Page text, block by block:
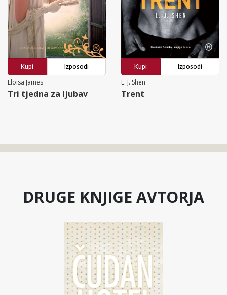
Kupi
Izposodi
Eloisa James
Tri tjedna za ljubav
Kupi
Izposodi
L. J. Shen
Trent
DRUGE KNJIGE AVTORJA